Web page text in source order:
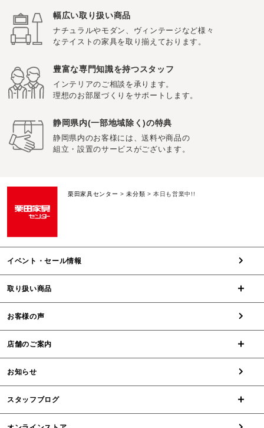
幅広い取り扱い商品
ナチュラルやモダン、ヴィンテージなど様々
なテイストの家具を取り揃えております。
豊富な専門知識を持つスタッフ
インテリアのご相談を承ります。
理想のお部屋づくりをサポートします。
静岡県内(一部地域除く)の特典
静岡県内のお客様には、送料や商品の
組立・設置のサービスがございます。
栗田家具センター >未分類 >本日も営業中!!
イベント・セール情報
取り扱い商品
お客様の声
店舗のご案内
お知らせ
スタッフブログ